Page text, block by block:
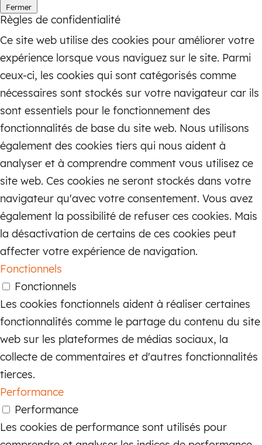
toutes leurs diversités sont les
compagnons indispensables de toutes
habitations.
Pour découvrir comment ces pièces
emblématiques s’inscrivent dans une
continuité stylistique et culturelle, ne
manquez pas notre article sur l’héritage
du design vintage et son influence sur nos
intérieurs contemporains.
Fermer
Règles de confidentialité
Ce site web utilise des cookies pour améliorer votre
expérience lorsque vous naviguez sur le site. Parmi
ceux-ci, les cookies qui sont catégorisés comme
nécessaires sont stockés sur votre navigateur car ils
sont essentiels pour le fonctionnement des
fonctionnalités de base du site web. Nous utilisons
également des cookies tiers qui nous aident à
analyser et à comprendre comment vous utilisez ce
site web. Ces cookies ne seront stockés dans votre
navigateur qu'avec votre consentement. Vous avez
également la possibilité de refuser ces cookies. Mais
la désactivation de certains de ces cookies peut
affecter votre expérience de navigation.
Fonctionnels
Fonctionnels
Les cookies fonctionnels aident à réaliser certaines
fonctionnalités comme le partage du contenu du site
web sur les plateformes de médias sociaux, la
collecte de commentaires et d'autres fonctionnalités
tierces.
Performance
Performance
Les cookies de performance sont utilisés pour